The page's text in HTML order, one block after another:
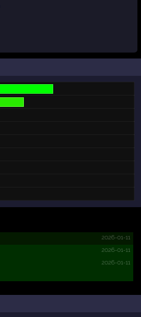
2026-01-11
2026-01-11
2026-01-11